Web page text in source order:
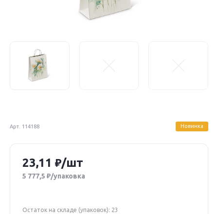
Арт. 114188 Новинка
23,11 /шт
5 777,5 /упаковка
Остаток на складе (упаковок): 23